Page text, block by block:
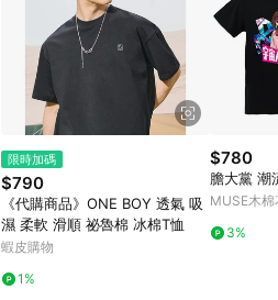
限時加碼
$790
《代購商品》ONE BOY 透氣 吸
濕 柔軟 滑順 祕魯棉 冰棉T恤
蝦皮購物
1%
$780
膽大黨 潮
MUSE木棉
3%